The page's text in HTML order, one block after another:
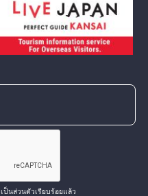
ป็นส่วนตัวเรียบร้อยแล้ว